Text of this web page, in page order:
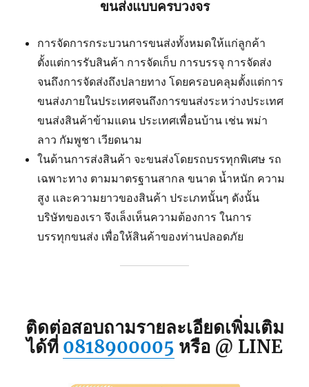
ขนส่งแบบครบวงจร
การจัดการกระบวนการขนส่งทั้งหมดให้แก่ลูกค้า
ตั้งแต่การรับสินค้า การจัดเก็บ การบรรจุ การจัดส่ง
จนถึงการจัดส่งถึงปลายทาง โดยครอบคลุมตั้งแต่การ
ขนส่งภายในประเทศจนถึงการขนส่งระหว่างประเทศ
ขนส่งสินค้าข้ามแดน ประเทศเพื่อนบ้าน เช่น พม่า
ลาว กัมพูชา เวียดนาม
ในด้านการส่งสินค้า จะขนส่งโดยรถบรรทุกพิเศษ รถ
เฉพาะทาง ตามมาตรฐานสากล ขนาด น้ำหนัก ความ
สูง และความยาวของสินค้า ประเภทนั้นๆ ดังนั้น
บริษัทของเรา จึงเล็งเห็นความต้องการ ในการ
บรรทุกขนส่ง เพื่อให้สินค้าของท่านปลอดภัย
ติดต่อสอบถามรายละเอียดเพิ่มเติม
ได้ที่ 0818900005 หรือ @ LINE